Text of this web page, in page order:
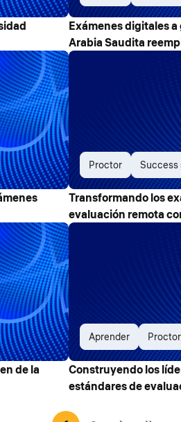
Exámenes digitales
Arabia Saudita
Proctor Success
Transformando los
evaluación remota
de la
Aprender Proctor
Construyendo los
estándares de